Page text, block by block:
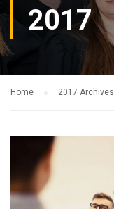
2017
Home 2017 Archives